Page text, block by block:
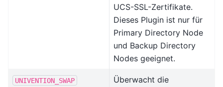
UCS-SSL-Zertifikate.
Dieses Plugin ist nur für
Primary Directory Node
und Backup Directory
Nodes geeignet.
UNIVENTION_SWAP
Überwacht die